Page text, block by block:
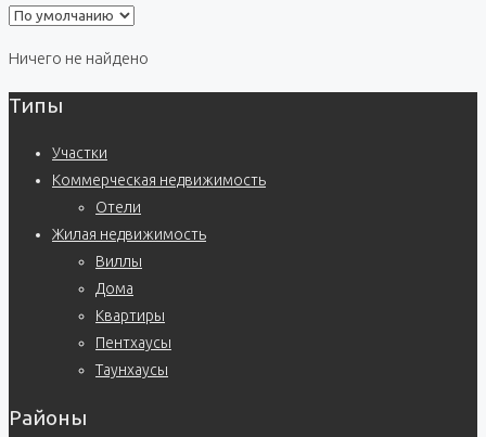
Ничего не найдено
Типы
Участки
Коммерческая недвижимость
Отели
Жилая недвижимость
Виллы
Дома
Квартиры
Пентхаусы
Таунхаусы
Районы